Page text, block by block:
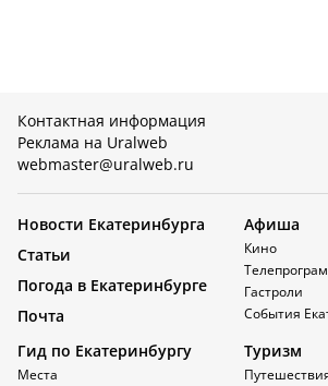
Контактная информация
Реклама на Uralweb
webmaster@uralweb.ru
Новости Екатеринбурга
Статьи
Погода в Екатеринбурге
Почта
Афиша
Кино
Гастроли
События
Гид по Екатеринбургу
Места
Туризм